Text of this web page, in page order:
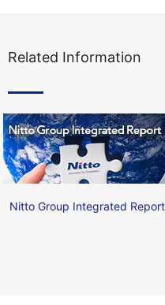
Related Information
Nitto Group Integrated Report